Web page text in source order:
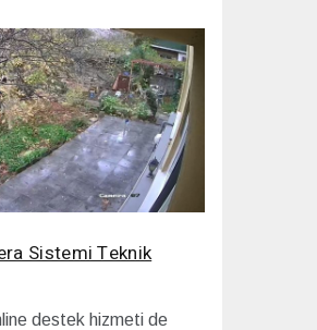
Sistemi Teknik
destek hizmeti de